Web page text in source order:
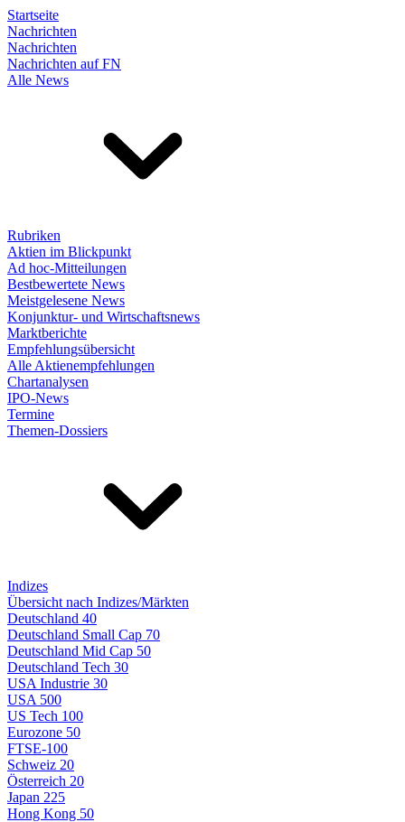
Startseite
Nachrichten
Nachrichten
Nachrichten auf FN
Alle News
Rubriken
Aktien im Blickpunkt
Ad hoc-Mitteilungen
Bestbewertete News
Meistgelesene News
Konjunktur- und Wirtschaftsnews
Marktberichte
Empfehlungsübersicht
Alle Aktienempfehlungen
Chartanalysen
IPO-News
Termine
Themen-Dossiers
Indizes
Übersicht nach Indizes/Märkten
Deutschland 40
Deutschland Small Cap 70
Deutschland Mid Cap 50
Deutschland Tech 30
USA Industrie 30
USA 500
US Tech 100
Eurozone 50
FTSE-100
Schweiz 20
Österreich 20
Japan 225
Hong Kong 50